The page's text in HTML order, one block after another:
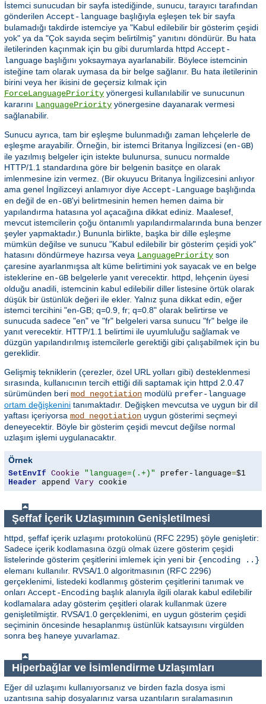
İstemci sunucudan bir sayfa istediğinde, sunucu, tarayıcı tarafından
gönderilen Accept-language başlığıyla eşleşen tek bir sayfa
bulamadığı takdirde istemciye ya "Kabul edilebilir bir gösterim çeşidi
yok" ya da "Çok sayıda seçim belirtilmiş" yanıtını döndürür. Bu hata
iletilerinden kaçınmak için bu gibi durumlarda httpd Accept-
language başlığını yoksaymaya ayarlanabilir. Böylece istemcinin
isteğine tam olarak uymasa da bir belge sağlanır. Bu hata iletilerinin
birini veya her ikisini de geçersiz kılmak için
ForceLanguagePriority yönergesi kullanılabilir ve sunucunun
kararını LanguagePriority yönergesine dayanarak vermesi
sağlanabilir.
Sunucu ayrıca, tam bir eşleşme bulunmadığı zaman lehçelerle de
eşleşme arayabilir. Örneğin, bir istemci Britanya İngilizcesi (en-GB)
ile yazılmış belgeler için istekte bulunursa, sunucu normalde
HTTP/1.1 standardına göre bir belgenin basitçe en olarak
imlenmesine izin vermez. (Bir okuyucu Britanya İngilizcesini anlıyor
ama genel İngilizceyi anlamıyor diye Accept-Language başlığında
en değil de en-GB'yi belirtmesinin hemen hemen daima bir
yapılandırma hatasına yol açacağına dikkat ediniz. Maalesef,
mevcut istemcilerin çoğu öntanımlı yapılandırmalarında buna benzer
şeyler yapmaktadır.) Bununla birlikte, başka bir dille eşleşme
mümkün değilse ve sunucu "Kabul edilebilir bir gösterim çeşidi yok"
hatasını döndürmeye hazırsa veya LanguagePriority son
çaresine ayarlanmışsa alt küme belirtimini yok sayacak ve en belge
isteklerine en-GB belgelerle yanıt verecektir. httpd, lehçenin üyesi
olduğu anadili, istemcinin kabul edilebilir diller listesine örtük olarak
düşük bir üstünlük değeri ile ekler. Yalnız şuna dikkat edin, eğer
istemci tercihini "en-GB; q=0.9, fr; q=0.8" olarak belirtirse ve
sunucuda sadece "en" ve "fr" belgeleri varsa sunucu "fr" belge ile
yanıt verecektir. HTTP/1.1 belirtimi ile uyumluluğu sağlamak ve
düzgün yapılandırılmış istemcilerle gerektiği gibi çalışabilmek için bu
gereklidir.
Gelişmiş tekniklerin (çerezler, özel URL yolları gibi) desteklenmesi
sırasında, kullanıcının tercih ettiği dili saptamak için httpd 2.0.47
sürümünden beri mod_negotiation modülü prefer-language
ortam değişkenini tanımaktadır. Değişken mevcutsa ve uygun bir dil
yaftası içeriyorsa mod_negotiation uygun gösterimi seçmeyi
deneyecektir. Böyle bir gösterim çeşidi mevcut değilse normal
uzlaşım işlemi uygulanacaktır.
Örnek
SetEnvIf Cookie "language=(.+)" prefer-language=
Header append Vary cookie
Şeffaf İçerik Uzlaşımının Genişletilmesi
httpd, şeffaf içerik uzlaşımı protokolünü (RFC 2295) şöyle genişletir:
Sadece içerik kodlamasına özgü olmak üzere gösterim çeşidi
listelerinde gösterim çeşitlerini imlemek için yeni bir {encoding ..}
elemanı kullanılır. RVSA/1.0 algoritmasının (RFC 2296)
gerçeklenimi, listedeki kodlanmış gösterim çeşitlerini tanımak ve
onları Accept-Encoding başlık alanıyla ilgili olarak kabul edilebilir
kodlamalara aday gösterim çeşitleri olarak kullanmak üzere
genişletilmiştir. RVSA/1.0 gerçeklenimi, en uygun gösterim çeşidi
seçiminin öncesinde hesaplanmış üstünlük katsayısını virgülden
sonra beş haneye yuvarlamaz.
Hiperbağlar ve İsimlendirme Uzlaşımları
Eğer dil uzlaşımı kullanıyorsanız ve birden fazla dosya ismi
uzantısına sahip dosyalarınız varsa uzantıların sıralamasının